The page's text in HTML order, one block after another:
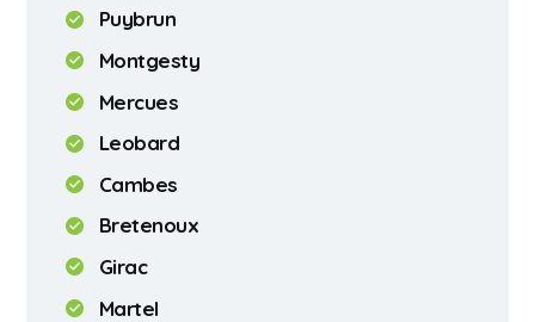
Puybrun
Montgesty
Mercues
Leobard
Cambes
Bretenoux
Girac
Martel